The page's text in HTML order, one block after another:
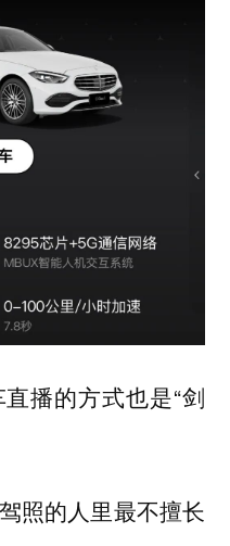
播的方式也是“剑
照的人里最不擅长